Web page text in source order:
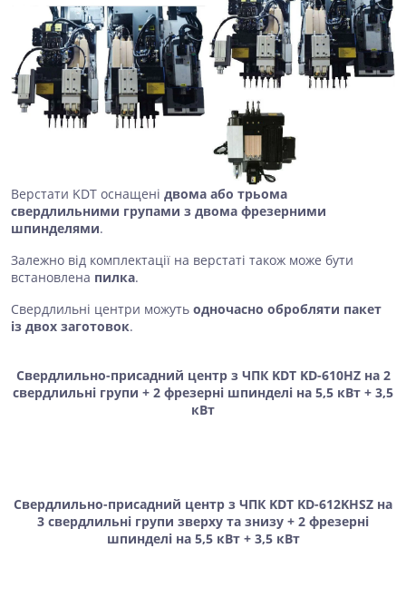
Верстати KDT оснащені двома або трьома
свердлильними групами з двома фрезерними
шпинделями.
Залежно від комплектації на верстаті також може бути
встановлена пилка.
Свердлильні центри можуть одночасно обробляти пакет
із двох заготовок.
Свердлильно-присадний центр з ЧПК KDT KD-610HZ на 2
свердлильні групи + 2 фрезерні шпинделі на 5,5 кВт + 3,5
кВт
Свердлильно-присадний центр з ЧПК KDT KD-612KHSZ на
3 свердлильні групи зверху та знизу + 2 фрезерні
шпинделі на 5,5 кВт + 3,5 кВт